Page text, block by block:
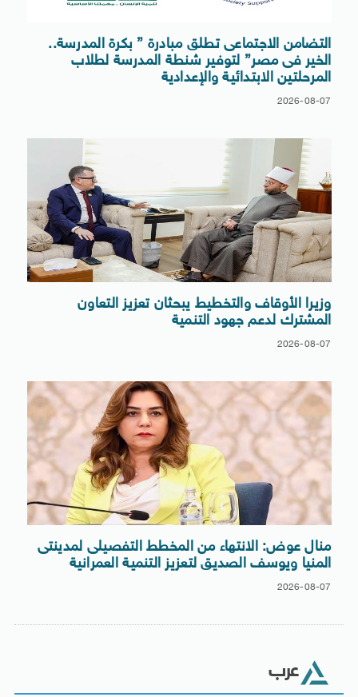
التضامن الاجتماعى تطلق مبادرة ” بكرة المدرسة..
الخير فى مصر” لتوفير شنطة المدرسة لطلاب
المرحلتين الابتدائية والإعدادية
2026-08-07
وزيرا الأوقاف والتخطيط يبحثان تعزيز التعاون
المشترك لدعم جهود التنمية
2026-08-07
منال عوض: الانتهاء من المخطط التفصيلى لمدينتى
المنيا ويوسف الصديق لتعزيز التنمية العمرانية
2026-08-07
عرب